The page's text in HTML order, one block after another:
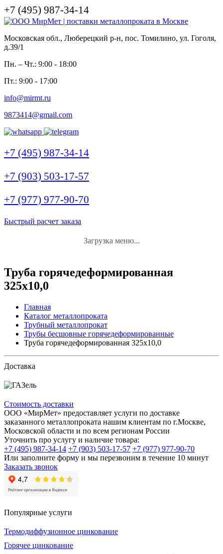
+7 (495) 987-34-14
Московская обл., Люберецкий р-н, пос. Томилино, ул. Гоголя,
д.39/1
Пн. – Чт.: 9:00 - 18:00
Пт.: 9:00 - 17:00
info@mirmt.ru
9873414@gmail.com
+7 (495) 987-34-14
+7 (903) 503-17-57
+7 (977) 977-90-70
Быстрый расчет заказа
Загрузка меню...
Труба горячедеформированная
325х10,0
Главная
Каталог металлопроката
Трубный металлопрокат
Трубы бесшовные горячедеформированные
Труба горячедеформированная 325х10,0
Доставка
Стоимость доставки
ООО «МирМет» предоставляет услуги по доставке
заказанного металлопроката нашим клиентам по г.Москве,
Московской области и по всем регионам России
Уточнить про услугу и наличие товара:
+7 (495) 987-34-14 +7 (903) 503-17-57 +7 (977) 977-90-70
Или заполните форму и мы перезвоним в течение 10 минут
Заказать звонок
Популярные услуги
Термодиффузионное цинкование
Горячее цинкование